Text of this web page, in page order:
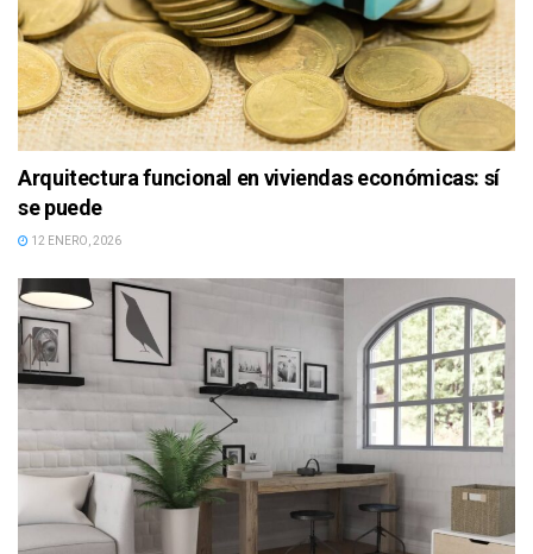
Arquitectura funcional en viviendas económicas: sí
se puede
12 ENERO, 2026